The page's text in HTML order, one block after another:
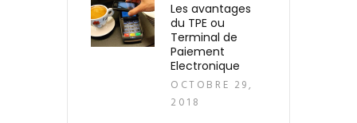
Les avantages
du TPE ou
Terminal de
Paiement
Electronique
OCTOBRE 29,
2018